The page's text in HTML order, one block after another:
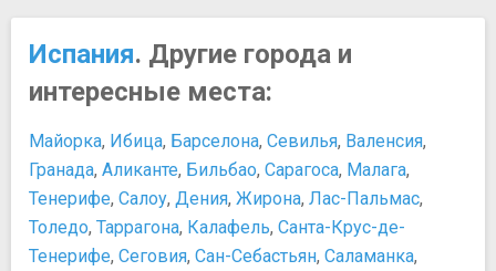
Парк Мадрид Рио
Площади, улицы, фонтаны, районы
Восточная площадь
Пласа-де-ла-Паха
Площадь Испании
Площадь Кановас-дель-Кастильо
Площадь Пуэрта де Соль
Площадь Сибелес
Улица Гран-Виа
новогоднюю ночь?
События и народные праздники Мадрида
Статуя "Медведь и земляничное дерево"
Персоны
архитектор
Пабло Пикассо
Сальвадор Дали
Федерико Гарсиа Лорка
Хайме I - Завоеватель
Испания. Другие города и
интересные места:
Майорка, Ибица, Барселона, Севилья, Валенсия,
Гранада, Аликанте, Бильбао, Сарагоса, Малага,
Тенерифе, Салоу, Дения, Жирона, Лас-Пальмас,
Толедо, Таррагона, Калафель, Санта-Крус-де-
Тенерифе, Сеговия, Сан-Себастьян, Саламанка,